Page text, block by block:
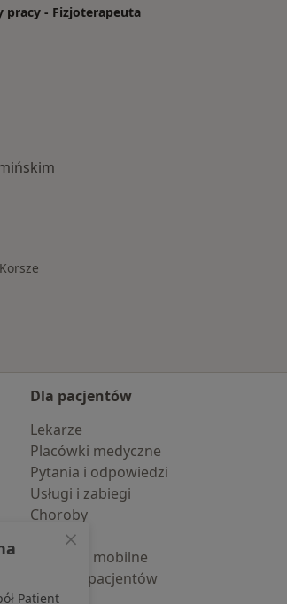
pracy - Fizjoterapeuta
miasto
Korsze
Dla pacjentów
Lekarze
Placówki medyczne
Pytania i odpowiedzi
Usługi i zabiegi
Choroby
Pomoc
Aplikacje mobilne
Blog dla pacjentów
Patient